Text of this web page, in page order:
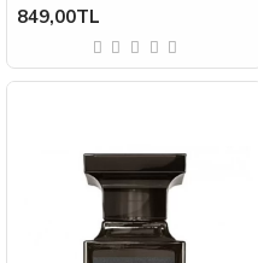
849,00TL